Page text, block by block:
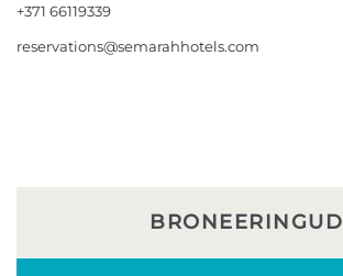
+371 66119339
reservations@semarahhotels.com
BRONEERINGUD